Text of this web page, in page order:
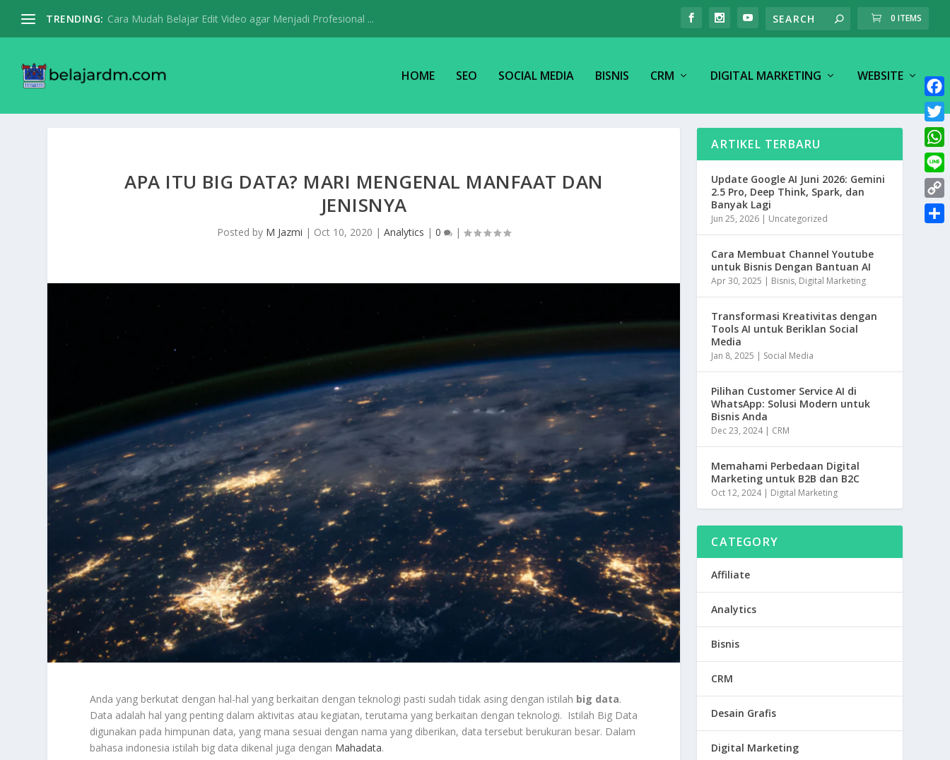
TRENDING: Cara Mudah Belajar Edit Video agar Menjadi Profesional ... 0 ITEMS
HOME SEO SOCIAL MEDIA BISNIS CRM DIGITAL MARKETING WEBSITE
APA ITU BIG DATA? MARI MENGENAL MANFAAT DAN
JENISNYA
Posted by M Jazmi | Oct 10, 2020 |Analytics |0 |
Anda yang berkutat dengan hal-hal yang berkaitan dengan teknologi pasti sudah tidak asing dengan istilah big data.
Data adalah hal yang penting dalam aktivitas atau kegiatan, terutama yang berkaitan dengan teknologi. Istilah Big Data
digunakan pada himpunan data, yang mana sesuai dengan nama yang diberikan, data tersebut berukuran besar. Dalam
bahasa indonesia istilah big data dikenal juga dengan Mahadata.
ARTIKEL TERBARU
Update Google AI Juni 2026: Gemini
2.5 Pro, Deep Think, Spark, dan
Banyak Lagi
Jun 25, 2026 | Uncategorized
Cara Membuat Channel Youtube
untuk Bisnis Dengan Bantuan AI
Apr 30, 2025 | Bisnis, Digital Marketing
Transformasi Kreativitas dengan
Tools AI untuk Beriklan Social
Media
Jan 8, 2025 | Social Media
Pilihan Customer Service AI di
WhatsApp: Solusi Modern untuk
Bisnis Anda
Dec 23, 2024| CRM
Memahami Perbedaan Digital
Marketing untuk B2B dan B2C
Oct 12, 2024| Digital Marketing
CATEGORY
Affiliate
Analytics
Bisnis
CRM
Desain Grafis
Digital Marketing
F
a
c
e
b
o
o
T
w
i
t
t
W
h
a
L
i
n
C
o